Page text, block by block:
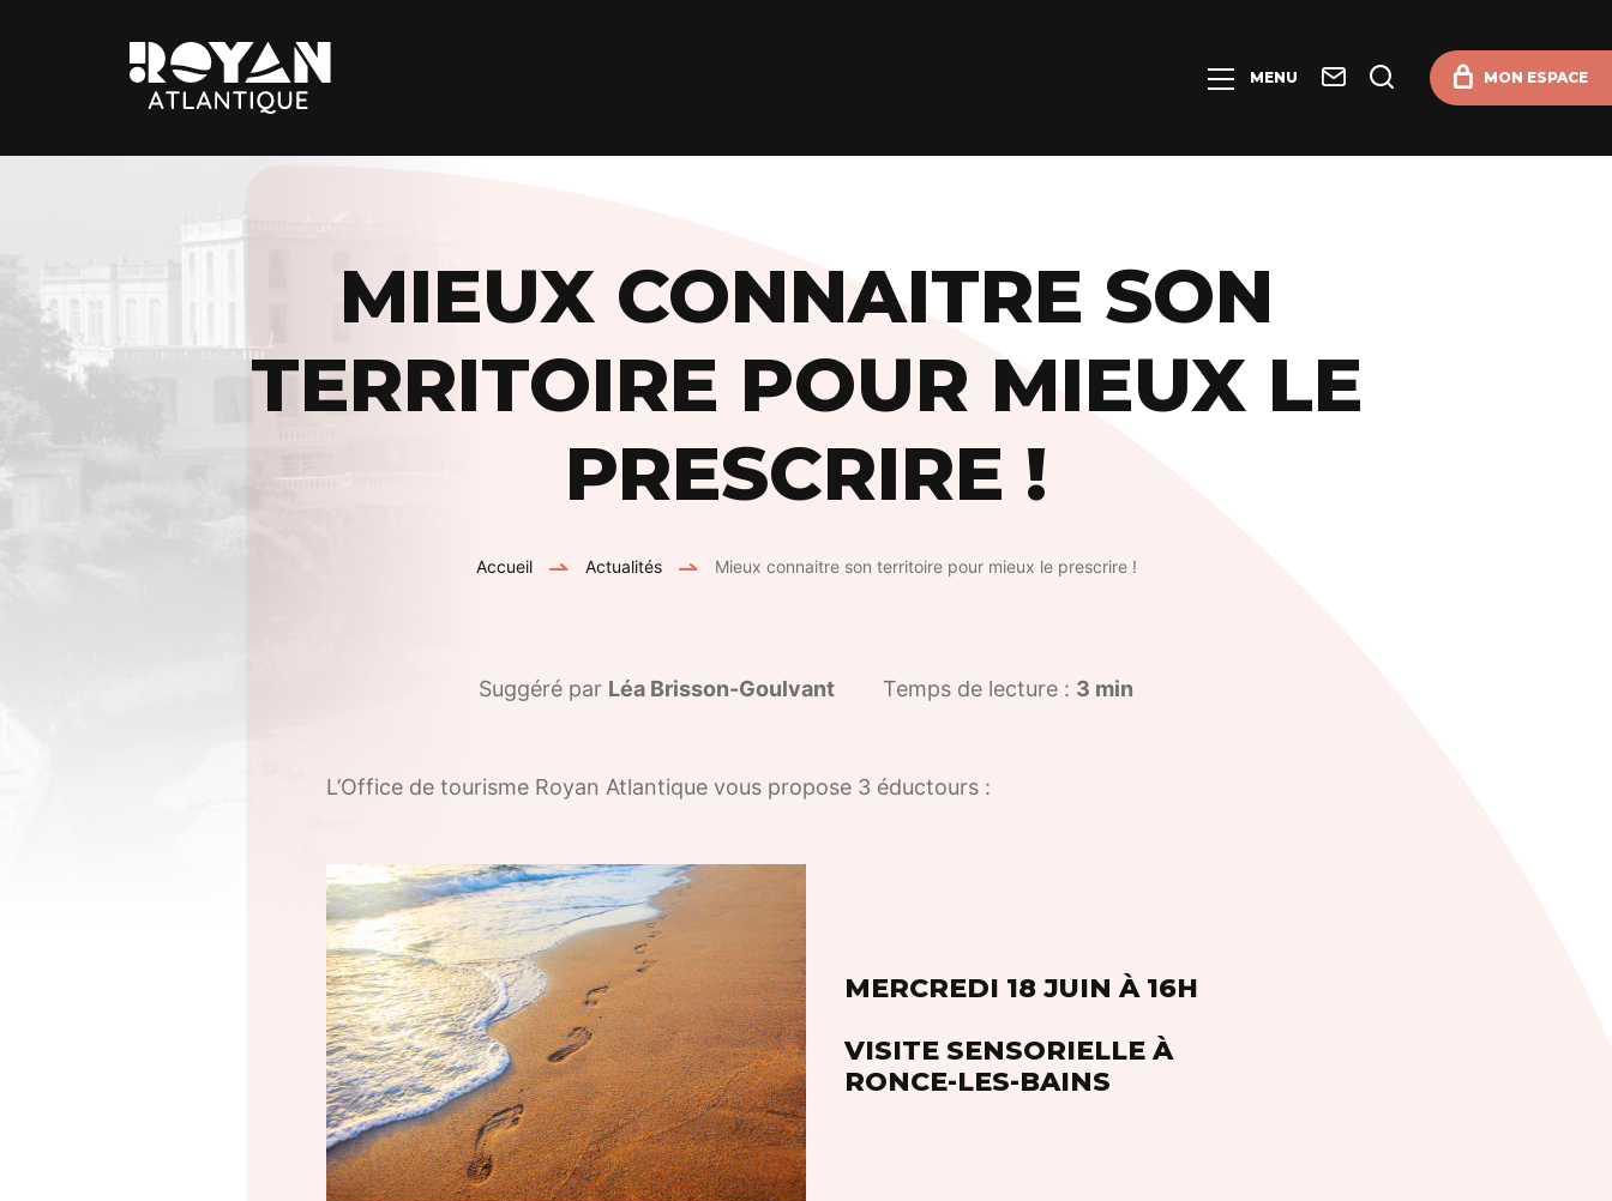
Royan
Prestataires
MENU Contact MON ESPACE
MIEUX CONNAITRE SON
TERRITOIRE POUR MIEUX LE
PRESCRIRE !
Accueil Actualités Mieux connaitre son territoire pour mieux le prescrire !
Suggéré par Léa Brisson-Goulvant Temps de lecture : 3 min
L’Office de tourisme Royan Atlantique vous propose 3 éductours :
MERCREDI 18 JUIN À 16H
VISITE SENSORIELLE À
RONCE-LES-BAINS